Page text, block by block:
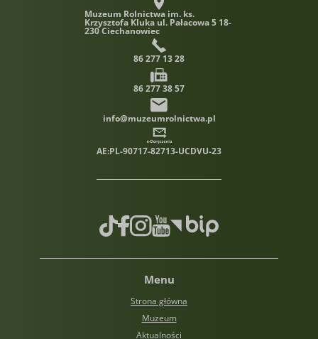
Muzeum Rolnictwa im. ks.
Krzysztofa Kluka ul. Pałacowa 5 18-
230 Ciechanowiec
86 277 13 28
86 277 38 57
info@muzeumrolnictwa.pl
AE:PL-90717-82713-UCDVU-23
TikTokFacebook
Instagram
Youtube
Biuletyn informacji
Menu
Strona główna
Muzeum
Aktualności